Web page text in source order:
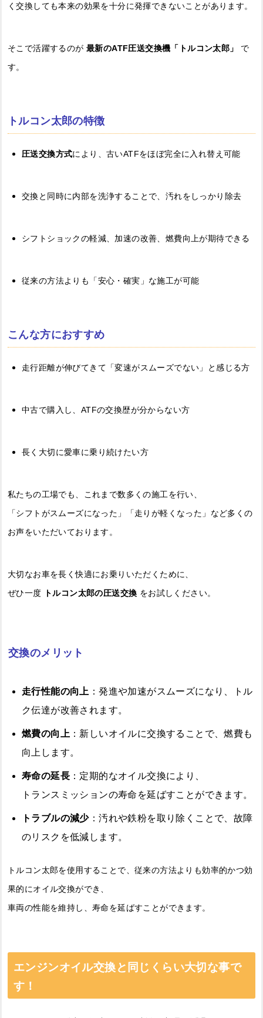
く交換しても本来の効果を十分に発揮できないことがあります。
そこで活躍するのが 最新のATF圧送交換機「トルコン太郎」
で
す。
トルコン太郎の特徴
圧送交換方式により、古いATFをほぼ完全に入れ替え可能
交換と同時に内部を洗浄することで、汚れをしっかり除去
シフトショックの軽減、加速の改善、燃費向上が期待できる
従来の方法よりも「安心・確実」な施工が可能
こんな方におすすめ
走行距離が伸びてきて「変速がスムーズでない」と感じる方
中古で購入し、ATFの交換歴が分からない方
長く大切に愛車に乗り続けたい方
私たちの工場でも、これまで数多くの施工を行い、
「シフトがスムーズになった」「走りが軽くなった」など多くの
お声をいただいております。
大切なお車を長く快適にお乗りいただくために、
ぜひ一度
トルコン太郎の圧送交換 をお試しください。
交換のメリット
走行性能の向上 ：発進や加速がスムーズになり、トル
ク伝達が改善されます。
燃費の向上 ：新しいオイルに交換することで、燃費も
向上します。
寿命の延長 ：定期的なオイル交換により、
トランスミッションの寿命を延ばすことができます。
トラブルの減少：汚れや鉄粉を取り除くことで、故障
のリスクを低減します。
トルコン太郎を使用することで、従来の方法よりも効率的かつ効
果的にオイル交換ができ、
車両の性能を維持し、寿命を延ばすことができます。
エンジンオイル交換と同じくらい大切な事で
す！